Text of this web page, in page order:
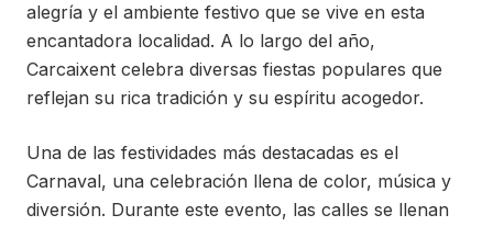
alegría y el ambiente festivo que se vive en esta
encantadora localidad. A lo largo del año,
Carcaixent celebra diversas fiestas populares que
reflejan su rica tradición y su espíritu acogedor.
Una de las festividades más destacadas es el
Carnaval, una celebración llena de color, música y
diversión. Durante este evento, las calles se llenan